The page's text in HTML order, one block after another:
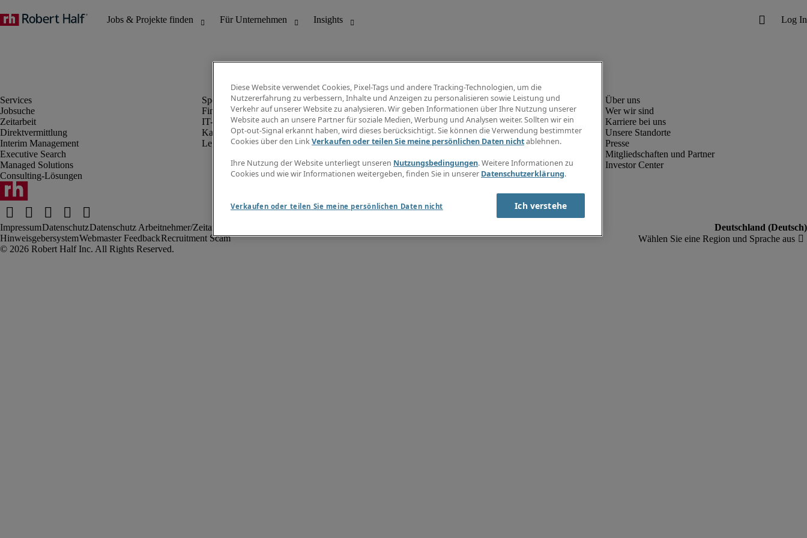
Jobsuche
Zeitarbeit
Direktvermittlung
Interim Management
Executive Search
Managed Solutions
Consulting-Lösungen
Finanz- & Rechnungswesen
IT-Bereich
Kaufmännischer Bereich
Legal
Info Center
Jobübersicht
Gehaltsübersicht
E-Learning
Wer wir sind
Karriere bei uns
Unsere Standorte
Presse
Mitgliedschaften und Partner
Investor Center
ImpressumDatenschutzDatenschutz Arbeitnehmer/Zeitarbeitskräfte
HinweisgebersystemWebmaster FeedbackRecruitment Scam
Diese Website verwendet Cookies, Pixel-Tags und andere Tracking-Technologien, um die
Nutzererfahrung zu verbessern, Inhalte und Anzeigen zu personalisieren sowie Leistung und
Verkehr auf unserer Website zu analysieren. Wir geben Informationen über Ihre Nutzung unserer
Website auch an unsere Partner für soziale Medien, Werbung und Analysen weiter. Sollten wir ein
Opt-out-Signal erkannt haben, wird dieses berücksichtigt. Sie können die Verwendung bestimmter
Cookies über den LinkVerkaufen oder teilen Sie meine persönlichen Daten nichtablehnen.
Ihre Nutzung der Website unterliegt unseren Nutzungsbedingungen. Weitere Informationen zu
Cookies und wie wir Informationen weitergeben, finden Sie in unserer Datenschutzerklärung.
Verkaufen oder teilen Sie meine persönlichen Daten nicht Ich verstehe